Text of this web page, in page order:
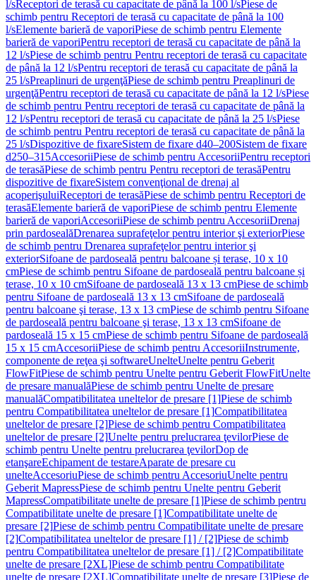
l/sReceptori de terasă cu capacitate de până la 100 l/sPiese de
schimb pentru Receptori de terasă cu capacitate de până la 100
l/sElemente barieră de vaporiPiese de schimb pentru Elemente
barieră de vaporiPentru receptori de terasă cu capacitate de până la
12 l/sPiese de schimb pentru Pentru receptori de terasă cu capacitate
de până la 12 l/sPentru receptori de terasă cu capacitate de până la
25 l/sPreaplinuri de urgenţăPiese de schimb pentru Preaplinuri de
urgenţăPentru receptori de terasă cu capacitate de până la 12 l/sPiese
de schimb pentru Pentru receptori de terasă cu capacitate de până la
12 l/sPentru receptori de terasă cu capacitate de până la 25 l/sPiese
de schimb pentru Pentru receptori de terasă cu capacitate de până la
25 l/sDispozitive de fixareSistem de fixare d40–200Sistem de fixare
d250–315AccesoriiPiese de schimb pentru AccesoriiPentru receptori
de terasăPiese de schimb pentru Pentru receptori de terasăPentru
dispozitive de fixareSistem convenţional de drenaj al
acoperişuluiReceptori de terasăPiese de schimb pentru Receptori de
terasăElemente barieră de vaporiPiese de schimb pentru Elemente
barieră de vaporiAccesoriiPiese de schimb pentru AccesoriiDrenaj
prin pardosealăDrenarea suprafeţelor pentru interior şi exteriorPiese
de schimb pentru Drenarea suprafeţelor pentru interior şi
exteriorSifoane de pardoseală pentru balcoane și terase, 10 x 10
cmPiese de schimb pentru Sifoane de pardoseală pentru balcoane și
terase, 10 x 10 cmSifoane de pardoseală 13 x 13 cmPiese de schimb
pentru Sifoane de pardoseală 13 x 13 cmSifoane de pardoseală
pentru balcoane şi terase, 13 x 13 cmPiese de schimb pentru Sifoane
de pardoseală pentru balcoane şi terase, 13 x 13 cmSifoane de
pardoseală 15 x 15 cmPiese de schimb pentru Sifoane de pardoseală
15 x 15 cmAccesoriiPiese de schimb pentru AccesoriiInstrumente,
componente de reţea şi softwareUnelteUnelte pentru Geberit
FlowFitPiese de schimb pentru Unelte pentru Geberit FlowFitUnelte
de presare manualăPiese de schimb pentru Unelte de presare
manualăCompatibilitatea uneltelor de presare [1]Piese de schimb
pentru Compatibilitatea uneltelor de presare [1]Compatibilitatea
uneltelor de presare [2]Piese de schimb pentru Compatibilitatea
uneltelor de presare [2]Unelte pentru prelucrarea ţevilorPiese de
schimb pentru Unelte pentru prelucrarea ţevilorDop de
etanşareEchipament de testareAparate de presare cu
unelteAccesoriuPiese de schimb pentru AccesoriuUnelte pentru
Geberit MapressPiese de schimb pentru Unelte pentru Geberit
MapressCompatibilitate unelte de presare [1]Piese de schimb pentru
Compatibilitate unelte de presare [1]Compatibilitate unelte de
presare [2]Piese de schimb pentru Compatibilitate unelte de presare
[2]Compatibilitatea uneltelor de presare [1] / [2]Piese de schimb
pentru Compatibilitatea uneltelor de presare [1] / [2]Compatibilitate
unelte de presare [2XL]Piese de schimb pentru Compatibilitate
unelte de presare [2XL]Compatibilitate unelte de presare [3]Piese de